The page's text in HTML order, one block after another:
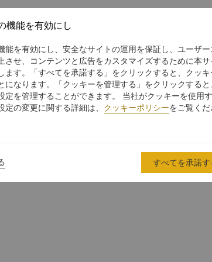
機能を有効にし
能を有効にし、安全なサイトの運用を保証し、ユーザー
させ、コンテンツと広告をカスタマイズするために本サ
ます。「すべてを承諾する」をクリックすると、クッ
になります。「クッキーを管理する」をクリックする
定を管理することができます。 当社がクッキーを使用
の変更に関する詳細は、 クッキーポリシーをご覧くだ
すべてを承諾す